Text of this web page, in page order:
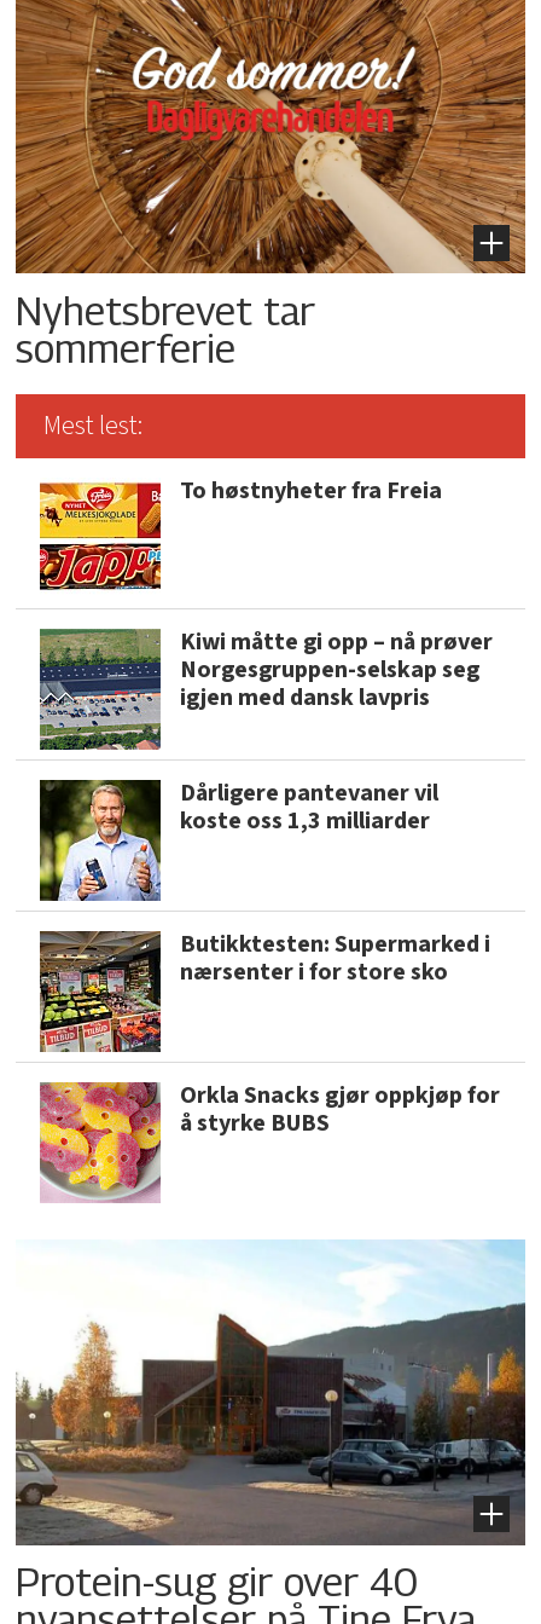
Nyhetsbrevet tar
sommerferie
Mest lest:
To høstnyheter fra Freia
Kiwi måtte gi opp – nå prøver
Norgesgruppen-selskap seg
igjen med dansk lavpris
Dårligere pantevaner vil
koste oss 1,3 milliarder
Butikktesten: Supermarked i
nærsenter i for store sko
Orkla Snacks gjør oppkjøp for
å styrke BUBS
Protein-sug gir over 40